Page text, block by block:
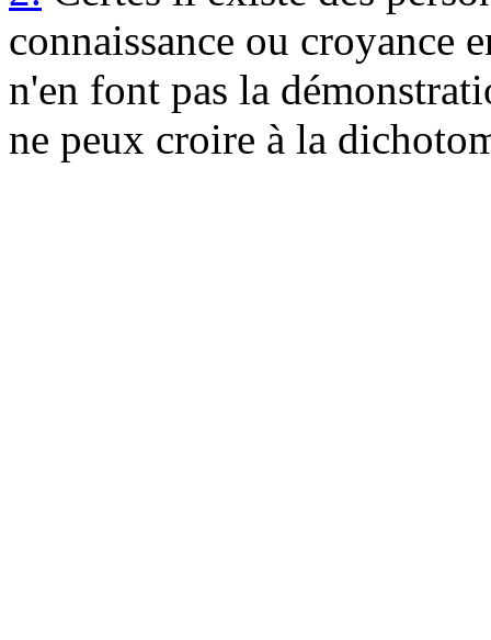
connaissance ou croyance
n'en font pas la
ne peux croire à la